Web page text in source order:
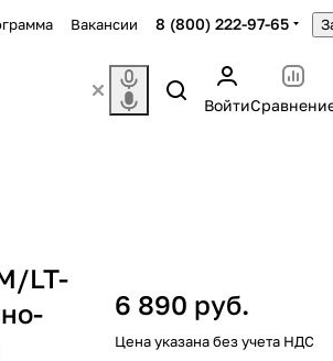
Вакансии 8 (800) 222-97-65
Войти
LT-
6 890 руб.
Цена указана без учета НДС